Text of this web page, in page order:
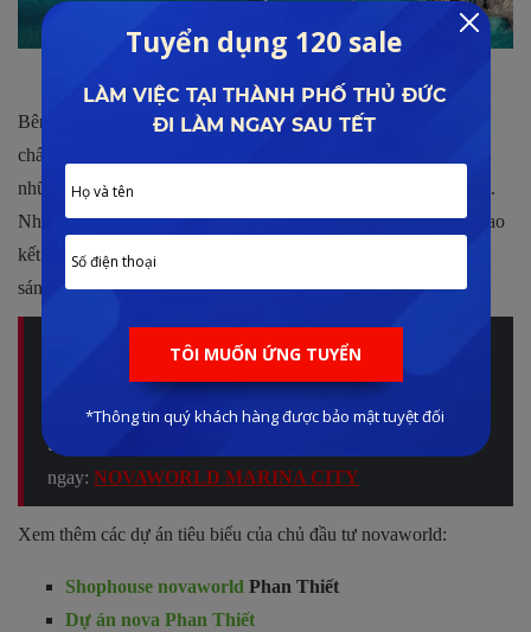
Bên cạnh đó kiến trúc độc đáo sang trọng và tô điểm thêm nét
chấm phá bên biển Mũi Né là một trong những yếu tố tạo nên
những trải nghiệm tuyệt vời xứng tầm quốc tế đối với du khách.
Nhiều tổ hợp biệt thự cùng nhiều loại hình lưu trú chất lượng cao
kết hợp tạo nên khối kiến trúc đồng bộ, được ví như viên ngọc
sáng bên trong “thủ phủ resort hàng đầu Việt Nam”.
Cập nhật những thông tin mới nhất từ chủ đầu tư
Novaland Group liên quan đến dự án Nova Mũi Né năm
2023. Phân tích & đánh giá bởi Lê Đình Phong sẽ giải đáp
tất cả những thắc mắc của quý khách về dự án này. Xem
ngay: NOVAWORLD MARINA CITY
Xem thêm các dự án tiêu biểu của chủ đầu tư novaworld:
Shophouse novaworld Phan Thiết
Dự án nova Phan Thiết